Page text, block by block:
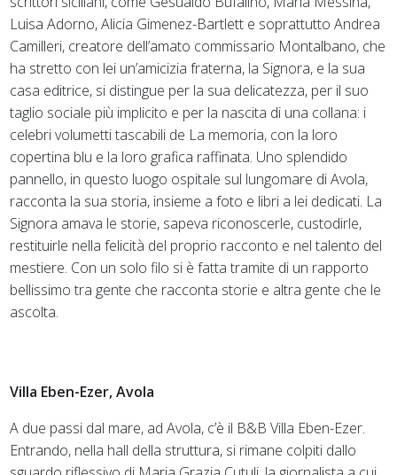
Luisa Adorno, Alicia Gimenez-Bartlett e soprattutto Andrea
Camilleri, creatore dell’amato commissario Montalbano, che
ha stretto con lei un’amicizia fraterna, la Signora, e la sua
casa editrice, si distingue per la sua delicatezza, per il suo
taglio sociale più implicito e per la nascita di una collana: i
celebri volumetti tascabili de La memoria, con la loro
copertina blu e la loro grafica raffinata. Uno splendido
pannello, in questo luogo ospitale sul lungomare di Avola,
racconta la sua storia, insieme a foto e libri a lei dedicati. La
Signora amava le storie, sapeva riconoscerle, custodirle,
restituirle nella felicità del proprio racconto e nel talento del
mestiere. Con un solo filo si è fatta tramite di un rapporto
bellissimo tra gente che racconta storie e altra gente che le
ascolta.
Villa Eben-Ezer, Avola
A due passi dal mare, ad Avola, c’è il B&B Villa Eben-Ezer.
Entrando, nella hall della struttura, si rimane colpiti dallo